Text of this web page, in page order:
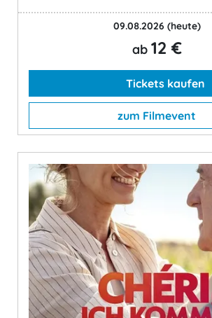
09.08.2026 (heute)
ab 12 €
Tickets kaufen
zum Filmevent